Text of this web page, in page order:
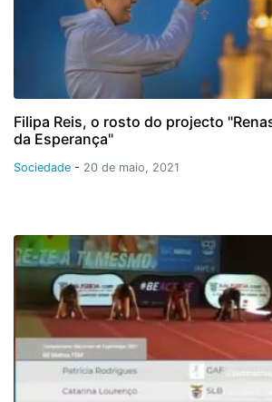
Filipa Reis, o rosto do projecto
da Esperança"
Sociedade - 20 de maio, 2021